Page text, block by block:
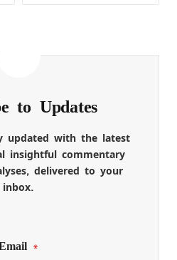
to Updates
updated with the latest
insightful commentary
delivered to your
inbox.
*